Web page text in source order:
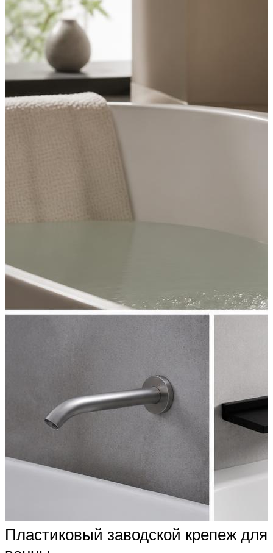
Пластиковый заводской крепеж для